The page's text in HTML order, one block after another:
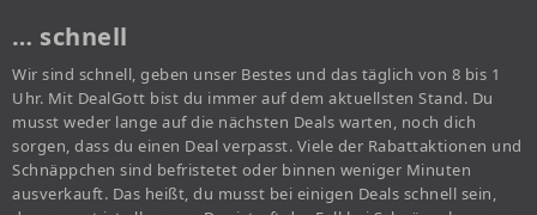
… schnell
Wir sind schnell, geben unser Bestes und das täglich von 8 bis 1
Uhr. Mit DealGott bist du immer auf dem aktuellsten Stand. Du
musst weder lange auf die nächsten Deals warten, noch dich
sorgen, dass du einen Deal verpasst. Viele der Rabattaktionen und
Schnäppchen sind befristetet oder binnen weniger Minuten
ausverkauft. Das heißt, du musst bei einigen Deals schnell sein,